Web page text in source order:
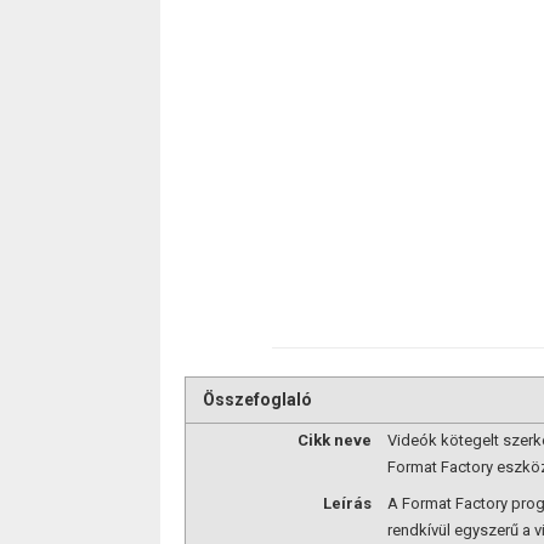
Összefoglaló
Cikk neve
Videók kötegelt
Format Factory
Leírás
A Format Factory
rendkívül egyszerű a